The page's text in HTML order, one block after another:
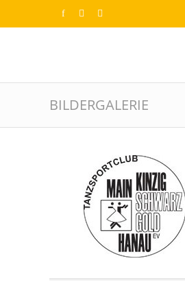
BILDERGALERIE